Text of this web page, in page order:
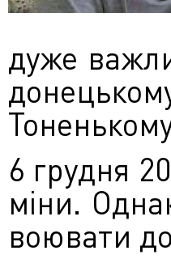
дуже
6 грудня
міни.
воювати